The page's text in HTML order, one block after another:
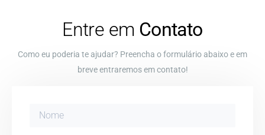
Entre em Contato
Como eu poderia te ajudar? Preencha o formulário abaixo e em
breve entraremos em contato!